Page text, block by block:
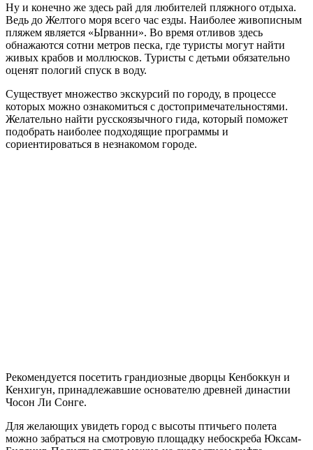
Ну и конечно же здесь рай для любителей пляжного отдыха.
Ведь до Желтого моря всего час езды. Наиболее живописным
пляжем является «Ырванни». Во время отливов здесь
обнажаются сотни метров песка, где туристы могут найти
живых крабов и моллюсков. Туристы с детьми обязательно
оценят пологий спуск в воду.
Существует множество экскурсий по городу, в процессе
которых можно ознакомиться с достопримечательностями.
Желательно найти русскоязычного гида, который поможет
подобрать наиболее подходящие программы и
сориентироваться в незнакомом городе.
Рекомендуется посетить грандиозные дворцы Кенбоккун и
Кенхигун, принадлежавшие основателю древней династии
Чосон Ли Сонге.
Для желающих увидеть город с высоты птичьего полета
можно забраться на смотровую площадку небоскреба Юксам-